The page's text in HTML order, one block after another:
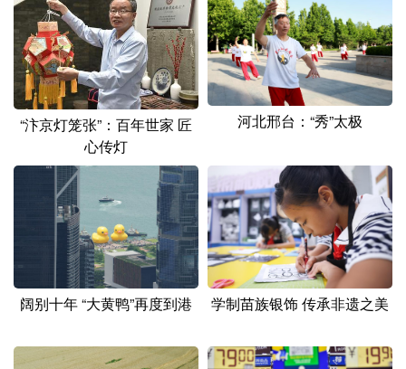
浙江 安徽 福建 江西
山东 河南 湖北 湖南
广东 广西 海南 重庆
四川 贵州 云南 西藏
陕西 甘肃 宁夏
新疆 内蒙古 黑龙江
多语种频道
Русский язык 日本語 한국어
“汴京灯笼张”：百年世家 匠
心传灯
河北邢台：“秀”太极
阔别十年 “大黄鸭”再度到港 学制苗族银饰 传承非遗之美